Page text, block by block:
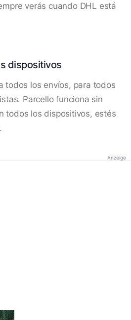
verás cuando DHL está
dispositivos
todos los envíos, para todos
Parcello funciona sin
todos los dispositivos, estés
Anzeige